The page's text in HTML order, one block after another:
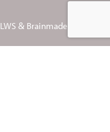
LWS & Brainmade Agency